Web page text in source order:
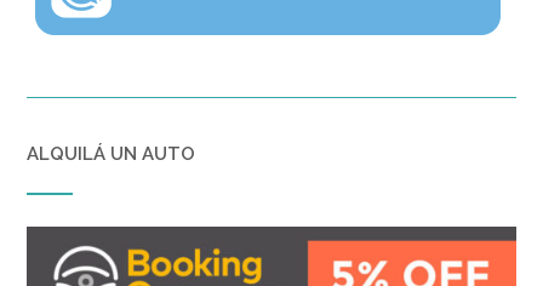
ALQUILÁ UN AUTO